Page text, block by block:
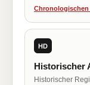
Chronologischen
HD
Historischer
Historischer